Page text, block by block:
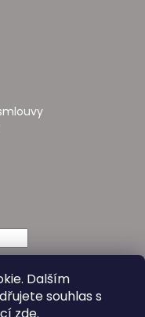
Dalším
souhlas s